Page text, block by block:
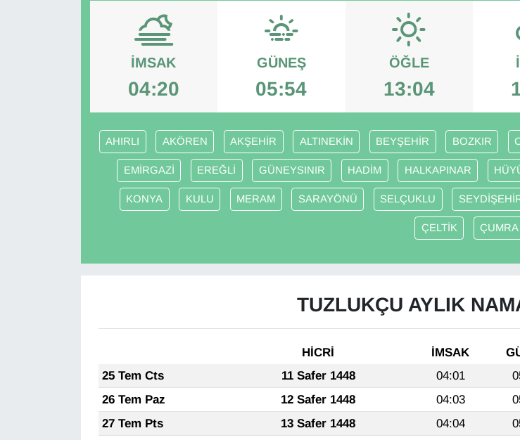
İMSAK
04:20
GÜNEŞ
05:54
ÖĞLE
13:04
AHIRLI AKÖREN AKŞEHİR ALTINEKİN BEYŞEHİR BOZKIR
EMİRGAZİ EREĞLİ GÜNEYSINIR HADİM HALKAPINAR
KONYA KULU MERAM SARAYÖNÜ SELÇUKLU
ÇELTİK ÇUMRA
TUZLUKÇU AYLIK
HİCRİ İMSAK
25 Tem Cts
11 Safer 1448 04:01
26 Tem Paz
12 Safer 1448 04:03
27 Tem Pts
13 Safer 1448 04:04
HABERDE İNSAN